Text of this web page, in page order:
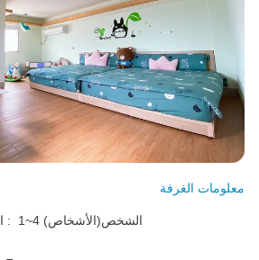
معلومات الغرفة
الحد الأقصى لعدد الضيوف :
1~4 الشخص(الأشخاص)